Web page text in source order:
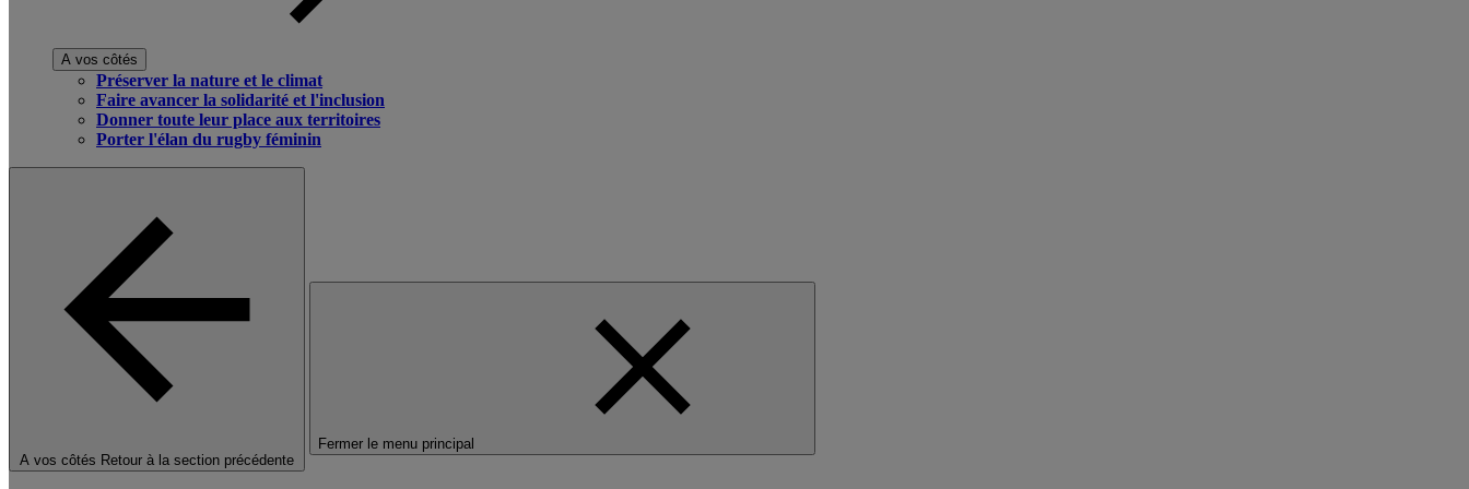
A vos côtés
Préserver la nature et le climat
Faire avancer la solidarité et l'inclusion
Donner toute leur place aux territoires
Porter l'élan du rugby féminin
A vos côtés Retour à la section précédente
Fermer le menu principal